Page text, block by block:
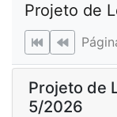
Projeto de
Projeto de
5/2026